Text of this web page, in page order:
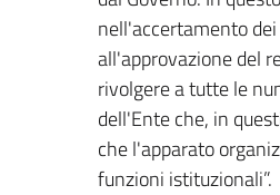
nell'accertamento
all'approvazione del
rivolgere a tutte le
dell'Ente che, in
che l'apparato
funzioni istituzionali”.